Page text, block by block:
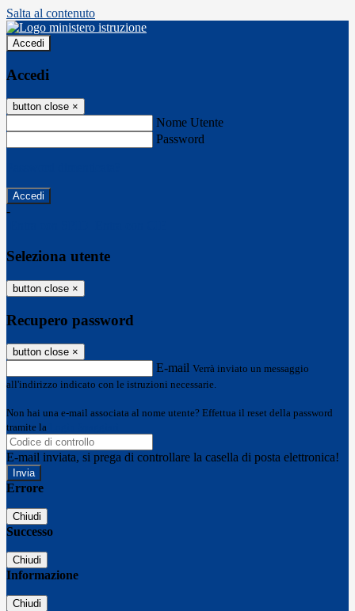
Salta al contenuto
Accedi
Accedi
button close ×
Nome Utente
Password
-
Seleziona utente
button close ×
Recupero password
button close ×
E-mail Verrà inviato un messaggio
all'indirizzo indicato con le istruzioni necessarie.
Non hai una e-mail associata al nome utente? Effettua il reset della password
tramite la
E-mail inviata, si prega di controllare la casella di posta elettronica!
Errore
Chiudi
Successo
Chiudi
Informazione
Chiudi